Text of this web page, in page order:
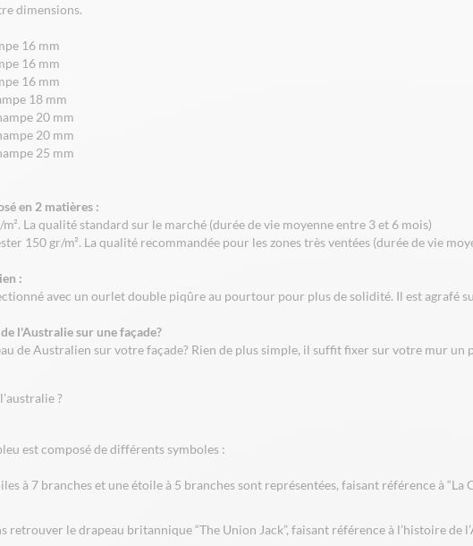
dimensions.
16 mm
16 mm
16 mm
18 mm
20 mm
20 mm
25 mm
en 2 matières :
La qualité standard sur le marché (durée de vie moyenne entre 3 et 6 mois)
150 gr/m². La qualité recommandée pour les zones très ventées (durée de vie
:
avec un ourlet double piqûre au pourtour pour plus de solidité. Il est agrafé
l'Australie sur une façade?
de Australien sur votre façade? Rien de plus simple, il suffit fixer sur votre mur
?
est composé de différents symboles :
à 7 branches et une étoile à 5 branches sont représentées, faisant référence à “La
retrouver le drapeau britannique “The Union Jack”, faisant référence à l’histoire